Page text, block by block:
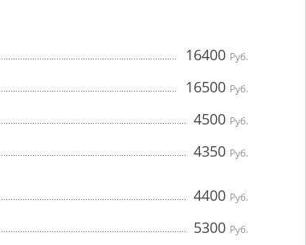
16400 Руб.
16500 Руб.
4500 Руб.
4350 Руб.
4400 Руб.
5300 Руб.